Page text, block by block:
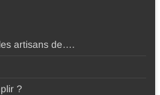
artisans de….
?